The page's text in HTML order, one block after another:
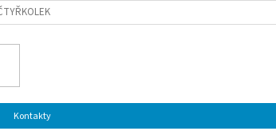
A MOTOREK CFMOTO A GOES | ČTYŘKOLKY4U
Kontakty